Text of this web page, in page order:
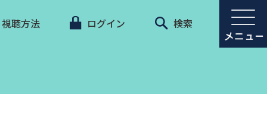
視聴方法 ログイン 検索